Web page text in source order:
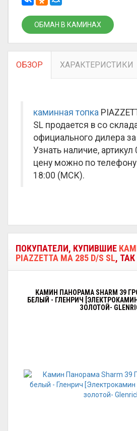
ОБМАН В КАМИНАХ
ОБЗОР ХАРАКТЕРИСТИКИ
каминная топка
SL продается в со
официального дилера за
Узнать наличие,
цену можно по
18:00 (МСК).
ПОКУПАТЕЛИ, КУПИВШИЕ
PIAZZETTA MA 285 D/S SL,
КАМИН ПАНОРАМА SHARM 39
БЕЛЫЙ - ГЛЕНРИЧ
ЗОЛОТОЙ-